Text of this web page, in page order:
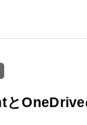
とOneDrive